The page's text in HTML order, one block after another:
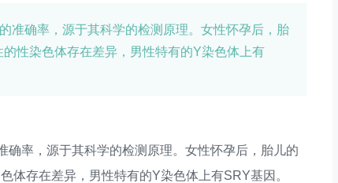
确率，源于其科学的检测原理。女性怀孕后，胎
性染色体存在差异，男性特有的Y染色体上有
率，源于其科学的检测原理。女性怀孕后，胎儿的
体存在差异，男性特有的Y染色体上有SRY基因。